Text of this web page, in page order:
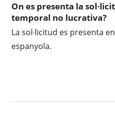
On es presenta la
temporal no lucrativa?
La sol·licitud es presenta
espanyola.